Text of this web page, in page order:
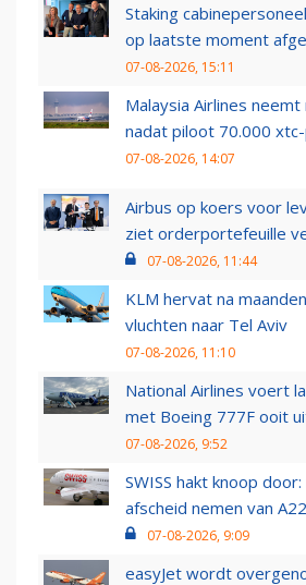
Staking
op laatste moment
07-08-2026, 15:11
Malaysia Airlines
nadat piloot 70.000
07-08-2026, 14:07
Airbus op koers voor
ziet orderportefeuille
07-08-2026, 11:44
KLM hervat na
vluchten naar Tel Aviv
07-08-2026, 11:10
National Airlines voert
met Boeing 777F ooit
07-08-2026, 9:52
SWISS hakt knoop
afscheid nemen van
07-08-2026, 9:09
easyJet wordt